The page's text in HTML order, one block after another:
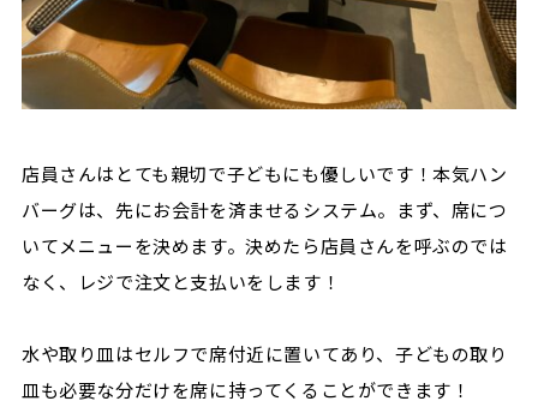
店員さんはとても親切で子どもにも優しいです！本気ハン
バーグは、先にお会計を済ませるシステム。まず、席につ
いてメニューを決めます。決めたら店員さんを呼ぶのでは
なく、レジで注文と支払いをします！
水や取り皿はセルフで席付近に置いてあり、子どもの取り
皿も必要な分だけを席に持ってくることができます！